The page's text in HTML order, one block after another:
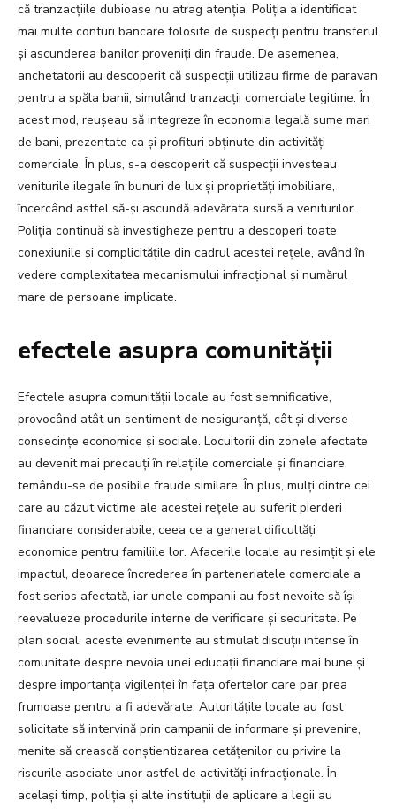
că tranzacțiile dubioase nu atrag atenția. Poliția a identificat
mai multe conturi bancare folosite de suspecți pentru transferul
și ascunderea banilor proveniți din fraude. De asemenea,
anchetatorii au descoperit că suspecții utilizau firme de paravan
pentru a spăla banii, simulând tranzacții comerciale legitime. În
acest mod, reușeau să integreze în economia legală sume mari
de bani, prezentate ca și profituri obținute din activități
comerciale. În plus, s-a descoperit că suspecții investeau
veniturile ilegale în bunuri de lux și proprietăți imobiliare,
încercând astfel să-și ascundă adevărata sursă a veniturilor.
Poliția continuă să investigheze pentru a descoperi toate
conexiunile și complicitățile din cadrul acestei rețele, având în
vedere complexitatea mecanismului infracțional și numărul
mare de persoane implicate.
efectele asupra comunității
Efectele asupra comunității locale au fost semnificative,
provocând atât un sentiment de nesiguranță, cât și diverse
consecințe economice și sociale. Locuitorii din zonele afectate
au devenit mai precauți în relațiile comerciale și financiare,
temându-se de posibile fraude similare. În plus, mulți dintre cei
care au căzut victime ale acestei rețele au suferit pierderi
financiare considerabile, ceea ce a generat dificultăți
economice pentru familiile lor. Afacerile locale au resimțit și ele
impactul, deoarece încrederea în parteneriatele comerciale a
fost serios afectată, iar unele companii au fost nevoite să își
reevalueze procedurile interne de verificare și securitate. Pe
plan social, aceste evenimente au stimulat discuții intense în
comunitate despre nevoia unei educații financiare mai bune și
despre importanța vigilenței în fața ofertelor care par prea
frumoase pentru a fi adevărate. Autoritățile locale au fost
solicitate să intervină prin campanii de informare și prevenire,
menite să crească conștientizarea cetățenilor cu privire la
riscurile asociate unor astfel de activități infracționale. În
același timp, poliția și alte instituții de aplicare a legii au